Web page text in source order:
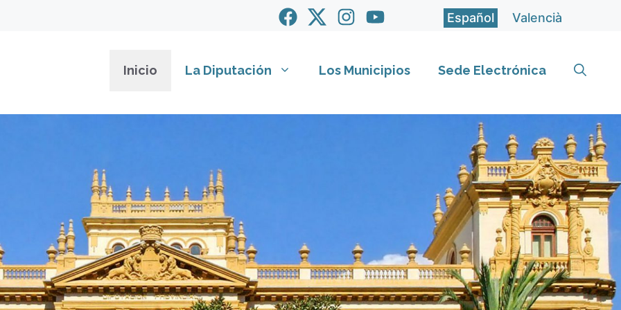
Español Valencià
Inicio La Diputación Los Municipios Sede Electrónica